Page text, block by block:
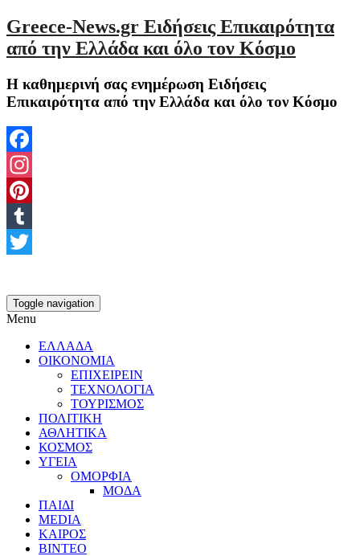
Greece-News.gr Ειδήσεις Επικαιρότητα
από την Ελλάδα και όλο τον Κόσμο
Η καθημερινή σας ενημέρωση Ειδήσεις
Επικαιρότητα από την Ελλάδα και όλο τον Κόσμο
Facebook
Instagram
Pinterest
Tumblr
Toggle navigation
Menu
ΕΛΛΑΔΑ
ΟΙΚΟΝΟΜΙΑ
ΕΠΙΧΕΙΡΕΙΝ
ΤΕΧΝΟΛΟΓΙΑ
ΤΟΥΡΙΣΜΟΣ
ΠΟΛΙΤΙΚΗ
ΑΘΛΗΤΙΚΑ
ΚΟΣΜΟΣ
ΥΓΕΙΑ
ΟΜΟΡΦΙΑ
ΜΟΔΑ
ΠΑΙΔΙ
MEDIA
ΚΑΙΡΟΣ
ΒΙΝΤΕΟ